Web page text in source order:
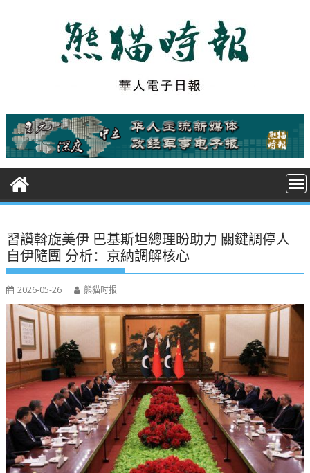
t
習讚斡旋美伊 巴基斯坦總理盼助力 關鍵調停人
自伊隨團 分析：京納調解核心
2026-05-26 熊猫时报